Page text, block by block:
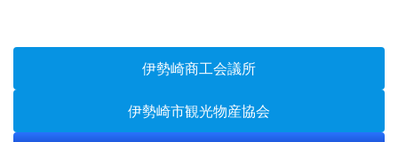
伊勢崎商工会議所
伊勢崎市観光物産協会